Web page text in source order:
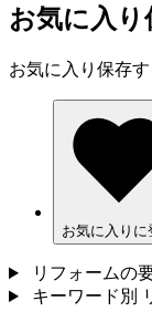
お気に入
お気に入り保存
お気に入りに
リフォームの
キーワード別